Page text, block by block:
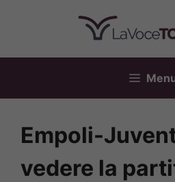
contenuto
Empoli-
vedere la